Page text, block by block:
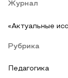
Журнал
«Актуальные
Рубрика
Педагогика